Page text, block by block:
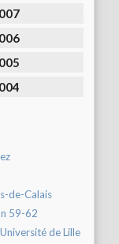
de-Calais
59-62
de Lille